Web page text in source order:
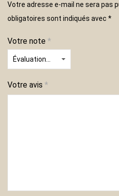
Votre adresse e-mail ne sera pas
obligatoires sont indiqués avec *
Votre note *
Votre avis *